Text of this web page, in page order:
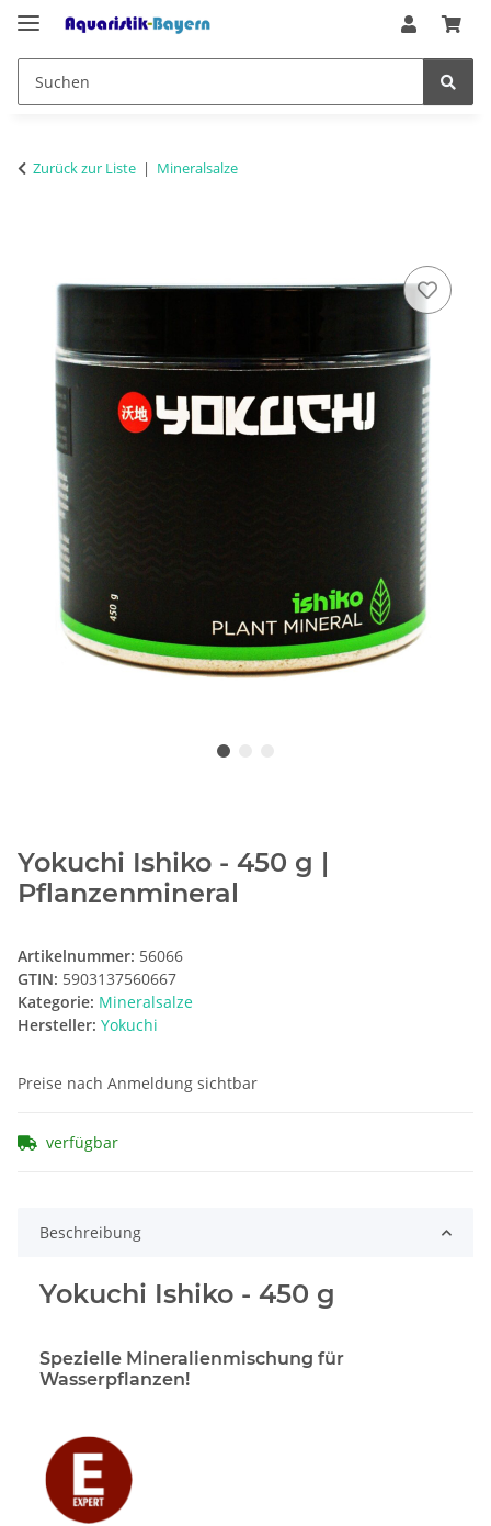
Zurück zur Liste Mineralsalze
Yokuchi Ishiko - 450 g |
Pflanzenmineral
Artikelnummer: 56066
GTIN: 5903137560667
Kategorie: Mineralsalze
Hersteller: Yokuchi
Preise nach Anmeldung sichtbar
verfügbar
Beschreibung
Yokuchi Ishiko - 450 g
Spezielle Mineralienmischung für
Wasserpflanzen!